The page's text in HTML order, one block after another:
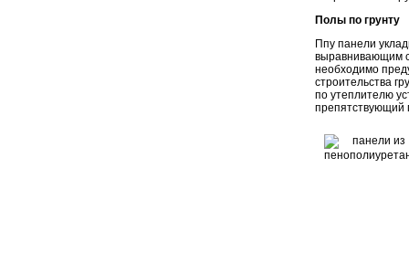
Полы по грунту
Ппу панели
выравнивающим
необходимо
строительства
по утеплителю
препятствующий